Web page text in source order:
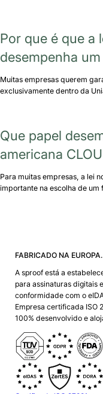
Por que é que a
desempenha um
Muitas empresas querem
exclusivamente dentro da
Que papel
americana
Para muitas empresas, a lei
importante na escolha de
FABRICADO NA
A sproof está a
para assinaturas digitais
conformidade com o
Empresa certificada ISO
100% desenvolvido e